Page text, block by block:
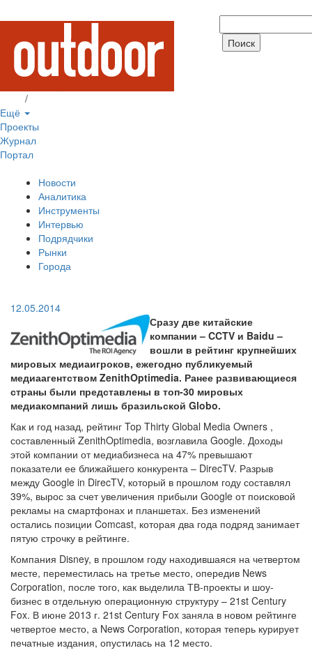
/
Ещё
Проекты
Журнал
Портал
Новости
Аналитика
Инструменты
Интервью
Подрядчики
Рынки
Города
12.05.2014
Сразу две китайские
компании – CCTV и Baidu –
вошли в рейтинг крупнейших
мировых медиаигроков, ежегодно публикуемый
медиаагентством ZenithOptimedia. Ранее развивающиеся
страны были представлены в топ-30 мировых
медиакомпаний лишь бразильской Globo.
Как и год назад, рейтинг Top Thirty Global Media Owners ,
составленный ZenithOptimedia, возглавила Google. Доходы
этой компании от медиабизнеса на 47% превышают
показатели ее ближайшего конкурента – DirecTV. Разрыв
между Google in DirecTV, который в прошлом году составлял
39%, вырос за счет увеличения прибыли Google от поисковой
рекламы на смартфонах и планшетах. Без изменений
остались позиции Comcast, которая два года подряд занимает
пятую строчку в рейтинге.
Компания Disney, в прошлом году находившаяся на четвертом
месте, переместилась на третье место, опередив News
Corporation, после того, как выделила ТВ-проекты и шоу-
бизнес в отдельную операционную структуру – 21st Century
Fox. В июне 2013 г. 21st Century Fox заняла в новом рейтинге
четвертое место, а News Corporation, которая теперь курирует
печатные издания, опустилась на 12 место.